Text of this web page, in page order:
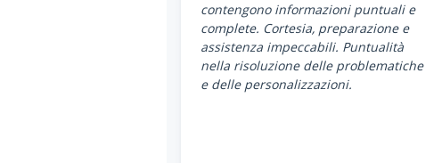
contengono informazioni puntuali e
complete. Cortesia, preparazione e
assistenza impeccabili. Puntualità
nella risoluzione delle problematiche
e delle personalizzazioni.